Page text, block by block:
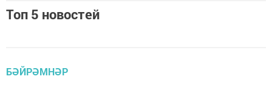
Топ 5 новостей
БӘЙРӘМНӘР